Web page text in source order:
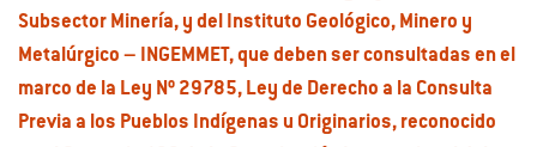
Subsector Minería, y del Instituto Geológico, Minero y
Metalúrgico – INGEMMET, que deben ser consultadas en el
marco de la Ley Nº 29785, Ley de Derecho a la Consulta
Previa a los Pueblos Indígenas u Originarios, reconocido